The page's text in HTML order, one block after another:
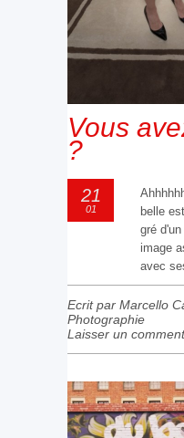
Vous
?
21
01
belle
gré
image
avec
Ecrit par Marcello
Photographie
Laisser un